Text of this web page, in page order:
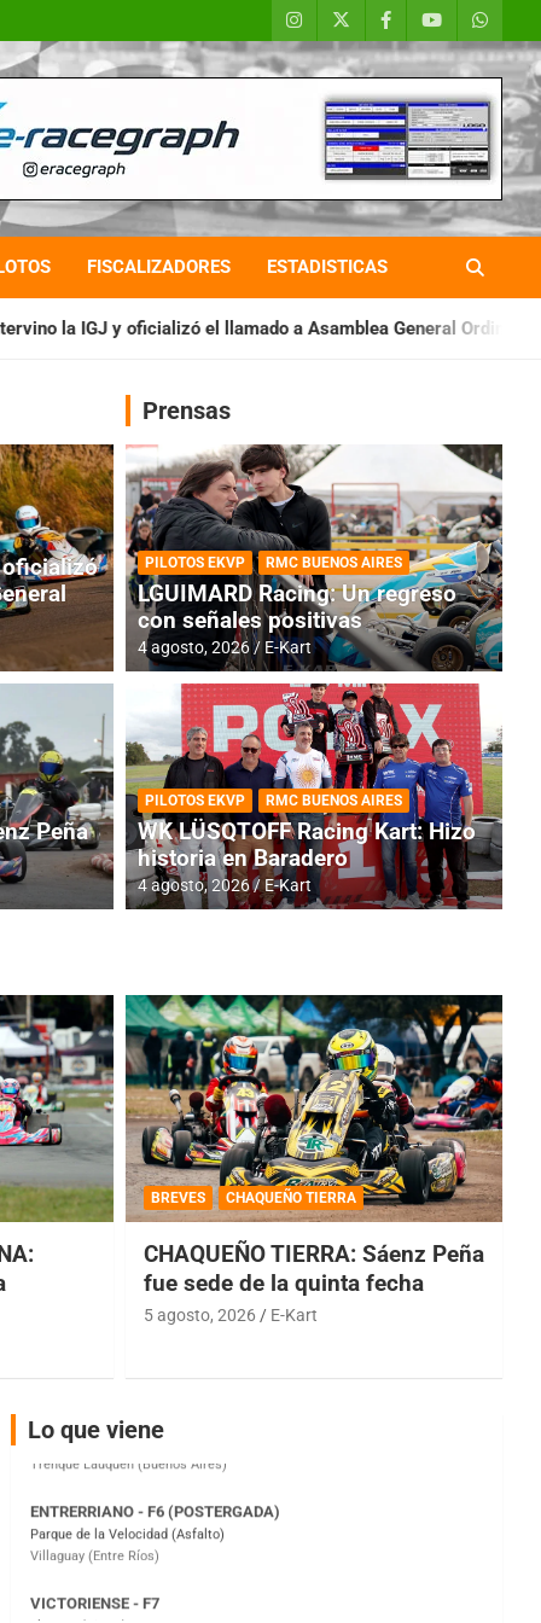
FISCALIZADORES ESTADISTICAS
llamado a Asamblea General Ordinaria IAME SERIES
RMC BUENOS AIRES
Cerró una jornada
oficializó
Peña
Prensas
PILOTOS EKVP RMC BUENOS AIRES
LGUIMARD Racing: Un regreso
con señales positivas
4 agosto, 2026 E-Kart
PILOTOS EKVP RMC BUENOS AIRES
WK LÜSQTOFF Racing Kart: Hizo
historia en Baradero
4 agosto, 2026 E-Kart
BREVES CHAQUEÑO TIERRA
CHAQUEÑO TIERRA: Sáenz Peña
fue sede de la quinta fecha
5 agosto, 2026 E-Kart
Lo que viene
COBERTURA ESPECIAL DE E-KART.COM.AR
08/09-AGO
IAME SERIES ARGENTINA 6
Ramiro Tot (Asfalto)
Baradero (Buenos Aires)
Parque de la Velocidad (Asfalto)
El Cerro (Tierra)
Victoria (Entre Ríos)
Moto Club Reginense (Tierra)